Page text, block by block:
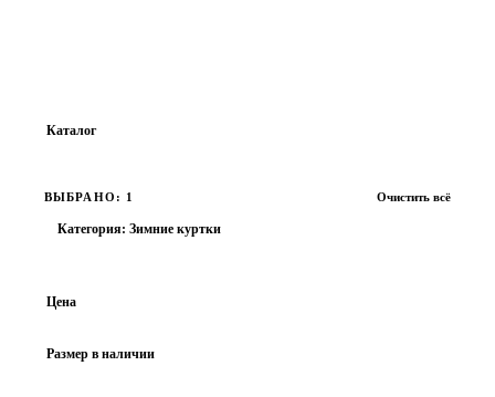
Каталог
АКСЕССУАРЫ
ВЫБРАНО: 1 Очистить всё
Категория: Зимние куртки
Цена
Размер в наличии